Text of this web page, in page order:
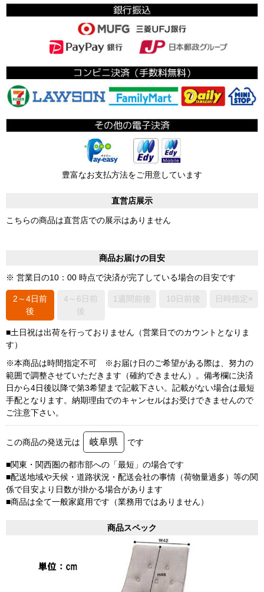
豊富なお支払方法をご用意しています
直営店展示
こちらの商品は直営店での展示はありません
商品お届けの目安
※ 営業日の10：00 時点で決済が完了している場合の目安です
2～4日前
後
4～6日前
後
1週間前後 10日前後 日時指定×
■土日祝は出荷を行っておりません（営業日でのカウントとなりま
す）
※本商品は時間指定不可 ※お届け日のご希望がある際は、努力の
範囲で調整させていただきます（確約できません）。備考欄に決済
日から4日後以降で第3希望まで記載下さい。記載がない場合は最短
手配となります。納期理由でのキャンセルはお受けできませんので
ご注意下さい。
この商品の発送元は 岐阜県 です
■関東・関西圏の都市部への「最短」の場合です
■配送地域や天候・道路状況・配送会社の事情（荷物量過多）等の関
係で目安より日数が掛かる場合があります
■商品は全て一般家庭用です（業務用ではありません）
商品スペック